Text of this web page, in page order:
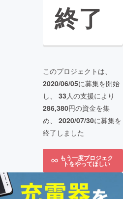
終了
このプロジェクトは、
2020/06/05に募集を開始
し、 33人の支援により
286,380円の資金を集
め、 2020/07/30に募集を
終了しました
もう一度プロジェク
トをやってほしい